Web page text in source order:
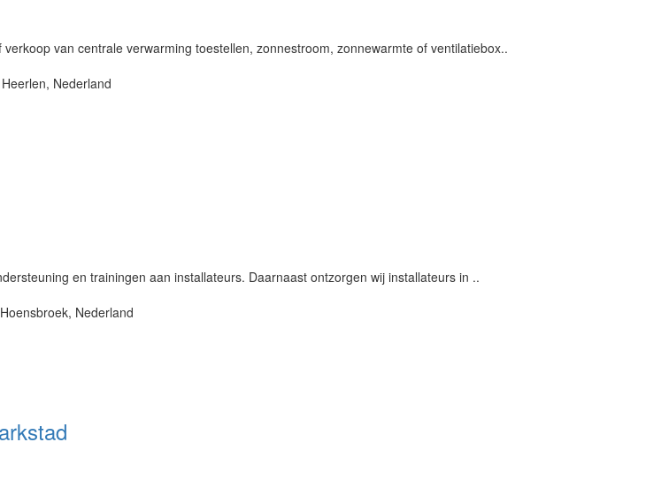
van centrale verwarming toestellen, zonnestroom, zonnewarmte of ventilatiebox..
Nederland
en trainingen aan installateurs. Daarnaast ontzorgen wij installateurs in ..
Nederland